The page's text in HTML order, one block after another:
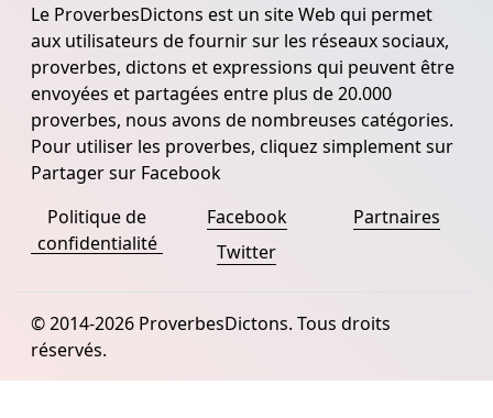
Le ProverbesDictons est un site Web qui permet
aux utilisateurs de fournir sur les réseaux sociaux,
proverbes, dictons et expressions qui peuvent être
envoyées et partagées entre plus de 20.000
proverbes, nous avons de nombreuses catégories.
Pour utiliser les proverbes, cliquez simplement sur
Partager sur Facebook
Politique de
confidentialité
Facebook
Twitter
Partnaires
© 2014-2026 ProverbesDictons. Tous droits
réservés.